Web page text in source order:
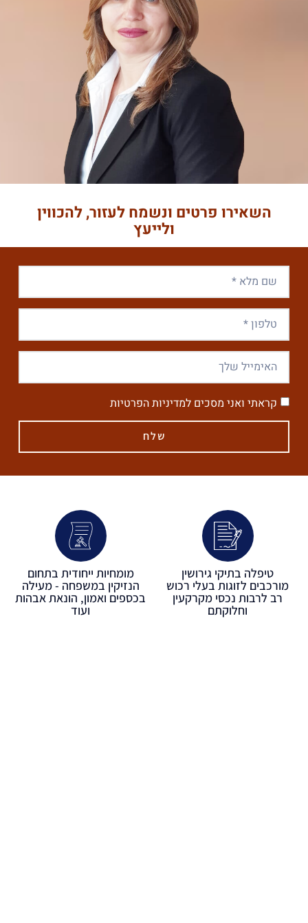
השאירו פרטים ונשמח לעזור, להכווין
ולייעץ
קראתי ואני מסכים למדיניות הפרטיות
שלח
טיפלה בתיקי גירושין
מורכבים לזוגות בעלי רכוש
רב לרבות נכסי מקרקעין
וחלוקתם
מומחיות ייחודית בתחום
הנזיקין במשפחה - מעילה
בכספים ואמון, הונאת אבהות
ועוד